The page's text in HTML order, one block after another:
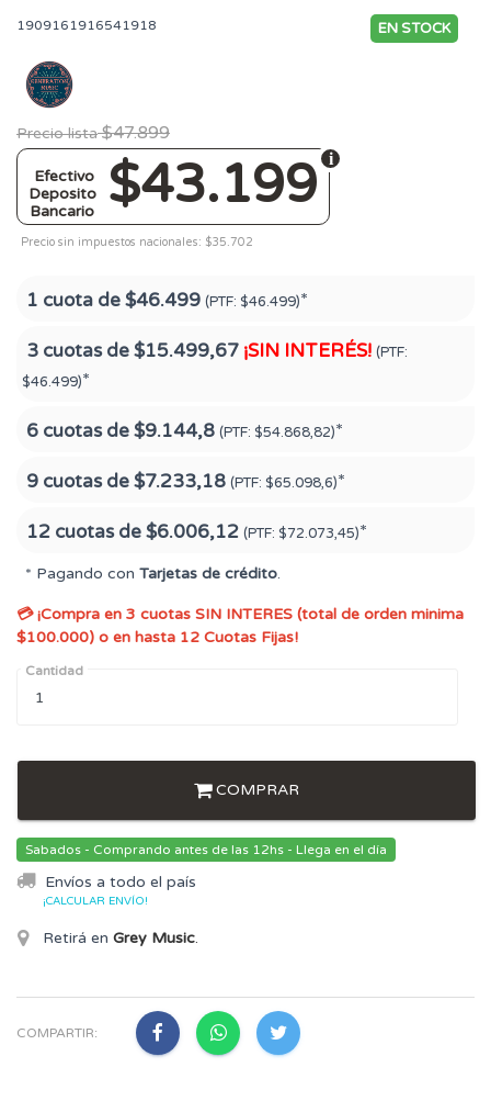
1909161916541918 EN STOCK
Precio lista $47.899
$43.199
Efectivo
Deposito
Bancario
Precio sin impuestos nacionales: $35.702
1 cuota de$46.499 (PTF: $46.499)*
3 cuotas de$15.499,67 ¡SIN INTERÉS! (PTF:
$46.499)*
6 cuotas de$9.144,8 (PTF: $54.868,82)*
9 cuotas de$7.233,18 (PTF: $65.098,6)*
12 cuotas de$6.006,12 (PTF: $72.073,45)*
* Pagando con Tarjetas de crédito.
💳 ¡Compra en 3 cuotas SIN INTERES (total de orden minima
$100.000) o en hasta 12 Cuotas Fijas!
Cantidad
COMPRAR
Sabados - Comprando antes de las 12hs - Llega en el día
Envíos a todo el país
¡CALCULAR ENVÍO!
Retirá en Grey Music.
COMPARTIR: